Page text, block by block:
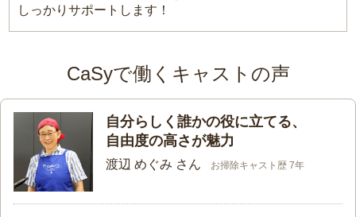
しっかりサポートします！
CaSyで働くキャストの声
自分らしく誰かの役に立てる、
自由度の高さが魅力
渡辺 めぐみ さん お掃除キャスト歴 7年